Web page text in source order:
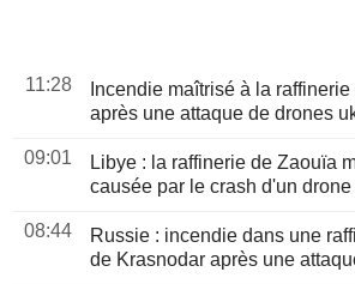
11:28
Incendie maîtrisé à la
après une attaque de drones
09:01
Libye : la raffinerie de Zaouïa
causée par le crash d'un drone
08:44
Russie : incendie dans une
de Krasnodar après une